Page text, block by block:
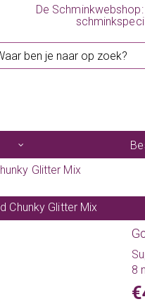
De
Glitter Mix
Chunky Glitter Mix
8